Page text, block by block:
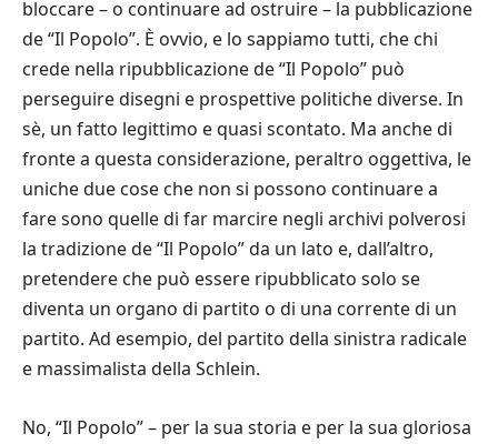
bloccare – o continuare ad ostruire – la pubblicazione
de “Il Popolo”. È ovvio, e lo sappiamo tutti, che chi
crede nella ripubblicazione de “Il Popolo” può
perseguire disegni e prospettive politiche diverse. In
sè, un fatto legittimo e quasi scontato. Ma anche di
fronte a questa considerazione, peraltro oggettiva, le
uniche due cose che non si possono continuare a
fare sono quelle di far marcire negli archivi polverosi
la tradizione de “Il Popolo” da un lato e, dall’altro,
pretendere che può essere ripubblicato solo se
diventa un organo di partito o di una corrente di un
partito. Ad esempio, del partito della sinistra radicale
e massimalista della Schlein.
No, “Il Popolo” – per la sua storia e per la sua gloriosa